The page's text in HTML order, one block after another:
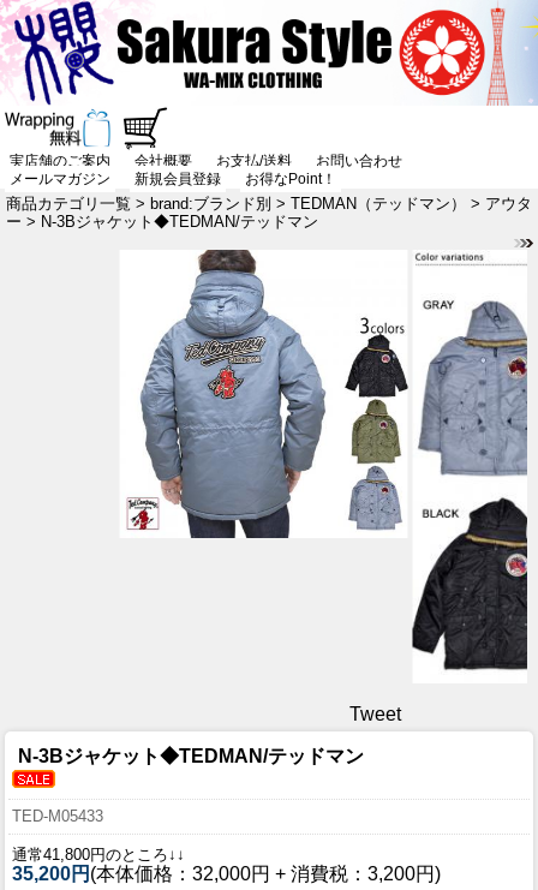
実店舗のご案内 会社概要 お支払/送料
お問い合わせ
メールマガジン
新規会員登録 お得なPoint！
商品カテゴリ一覧 > brand:ブランド別 > TEDMAN（テッドマン） > アウタ
ー > N-3Bジャケット◆TEDMAN/テッドマン
Tweet
N-3Bジャケット◆TEDMAN/テッドマン
TED-M05433
通常41,800円のところ↓↓
35,200円 (本体価格：32,000円 + 消費税：3,200円)